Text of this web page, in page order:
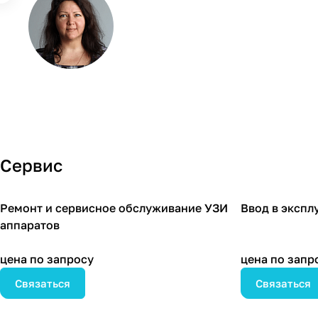
Сервис
Ремонт и сервисное обслуживание УЗИ
аппаратов
цена по запросу
Связаться
Ввод в
цена по
Связаться